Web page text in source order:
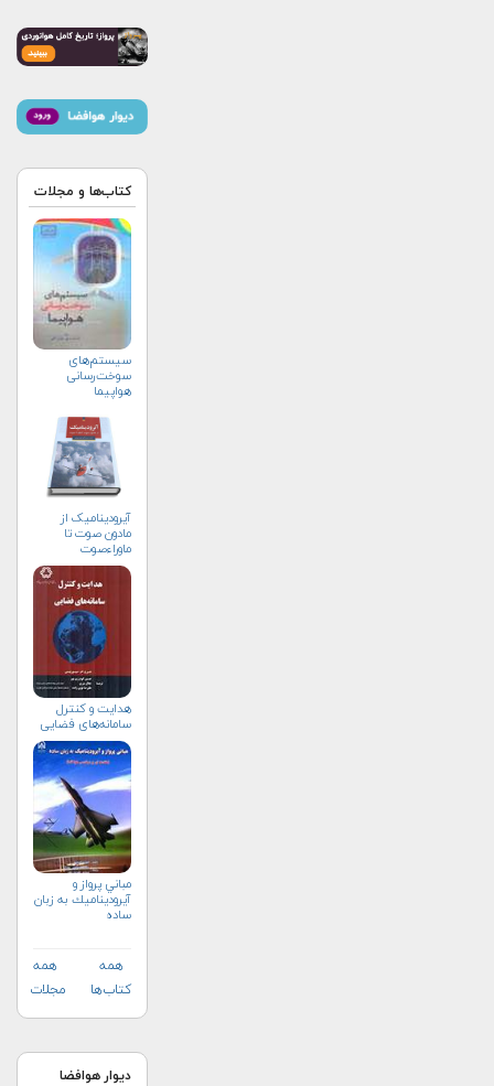
کتاب‌ها و مجلات
سیستم‌های
سوخت‌رسانی
هواپیما
آیرودینامیک از
مادون صوت تا
ماوراءصوت
هدایت و کنترل
سامانه‌های فضایی
مباني پرواز و
آيروديناميك به زبان
ساده
همه
کتاب‌ها
همه
مجلات
دیوار هوافضا